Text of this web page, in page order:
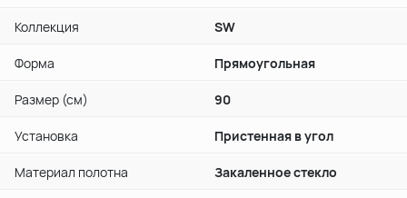
Коллекция SW
Форма Прямоугольная
Размер (см) 90
Установка Пристенная в угол
Материал полотна Закаленное стекло